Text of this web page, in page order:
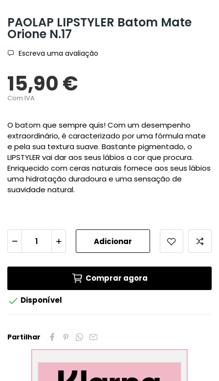
PAOLAP LIPSTYLER Batom Mate
Orione N.17
Escreva uma avaliação
15,90 €
Com IVA
O batom que sempre quis! Com um desempenho
extraordinário, é caracterizado por uma fórmula mate
e pela sua textura suave. Bastante pigmentado, o
LIPSTYLER vai dar aos seus lábios a cor que procura.
Enriquecido com ceras naturais fornece aos seus lábios
uma hidratação duradoura e uma sensação de
suavidade natural.
Adicionar
Comprar agora
 Disponível
Partilhar